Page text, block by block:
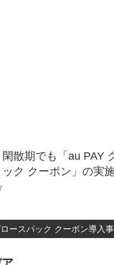
閑散期でも「au PAY
ック クーポン」の実
度比400％超えの実績
ースパック クーポン導入